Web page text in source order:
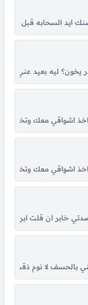
السحابه قبل يحضنك
ليه بعيد عني
اشواقي معك وتخفف
اشواقي معك وتخفف
خابر ان قلت ابرحل
بالحسف لا نوم